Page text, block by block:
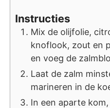
Instructies
Mix de olijfolie,
knoflook, zout en
en voeg de
Laat de zalm
marineren in de
In een aparte